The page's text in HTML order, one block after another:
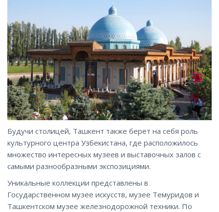
Будучи столицей, Ташкент также берет на себя роль
культурного центра Узбекистана, где расположилось
множество интересных музеев и выставочных залов с
самыми разнообразными экспозициями.
Уникальные коллекции представлены в
Государственном музее искусств, музее Темуридов и
Ташкентском музее железнодорожной техники. По